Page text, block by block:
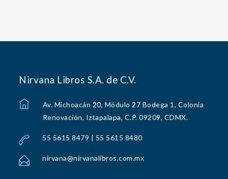
Nirvana Libros S.A. de C.V.
Av. Michoacán 20, Módulo 27 Bodega 1, Colonia
Renovación, Iztapalapa, C.P. 09209, CDMX.
55 5615 8479 | 55 5615 8480
nirvana@nirvanalibros.com.mx